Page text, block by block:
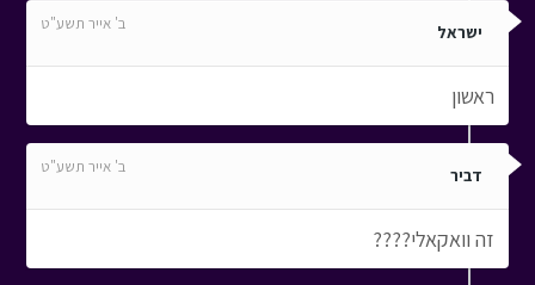
ישראל ב' אייר תשע"ט
ראשון
דביר ב' אייר תשע"ט
זה וואקאלי????